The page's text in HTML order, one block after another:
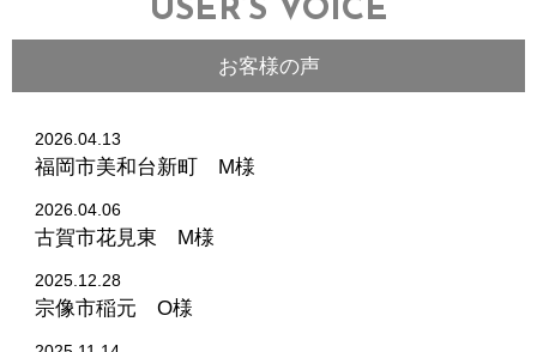
USER’S VOICE
お客様の声
2026.04.13
福岡市美和台新町 M様
2026.04.06
古賀市花見東 M様
2025.12.28
宗像市稲元 O様